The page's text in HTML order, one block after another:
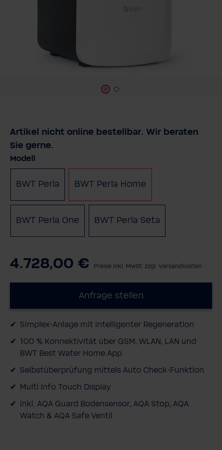
Artikel nicht online bestellbar. Wir beraten
Sie gerne.
Modell
BWT Perla BWT Perla Home
BWT Perla One BWT Perla Seta
4.728,00 € Preise inkl. MwSt. zzgl. Versandkosten
Anfrage stellen
Simplex-​Anlage mit intelligenter Regeneration
100 % Konnektivität über GSM, WLAN, LAN und
BWT Best Water Home App
Selbstüberprüfung mittels Auto Check-​Funktion
Multi Info Touch Display
inkl. AQA Guard Bodensensor, AQA Stop, AQA
Watch & AQA Safe Ventil